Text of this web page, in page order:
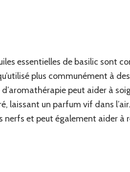
essentielles de basilic sont
plus communément à
peut aider à
laissant un parfum vif dans
nerfs et peut également aider à